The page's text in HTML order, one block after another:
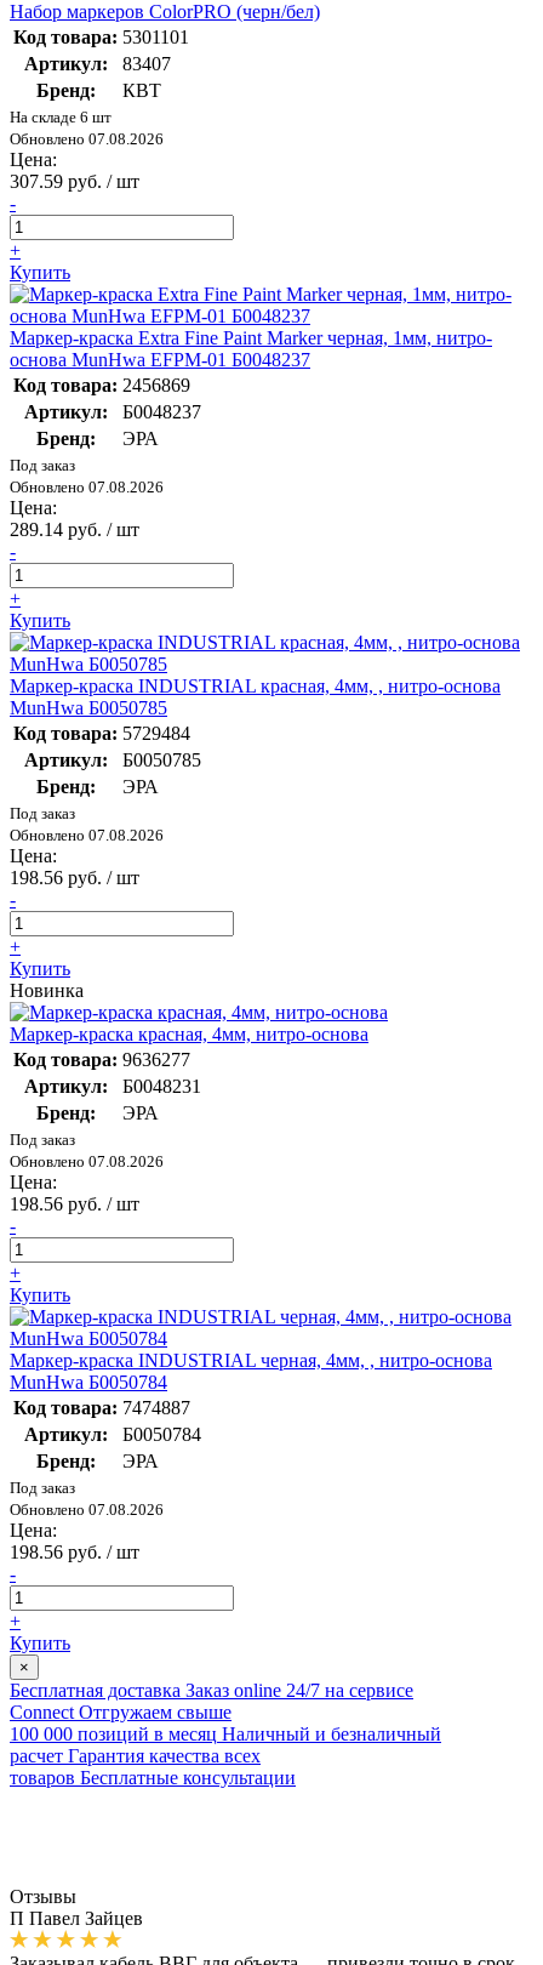
Набор маркеров ColorPRO (черн/бел)
Код товара: 5301101
Артикул:
83407
Бренд:
КВТ
На складе 6 шт
Обновлено 07.08.2026
Цена:
307.59 руб. / шт
-
+
Купить
Маркер-краска Extra Fine Paint Marker черная, 1мм, нитро-
основа MunHwa EFPM-01 Б0048237
Код товара: 2456869
Артикул:
Б0048237
Бренд:
ЭРА
Под заказ
Обновлено 07.08.2026
Цена:
289.14 руб. / шт
-
+
Купить
Маркер-краска INDUSTRIAL красная, 4мм, , нитро-основа
MunHwa Б0050785
Код товара: 5729484
Артикул:
Б0050785
Бренд:
ЭРА
Под заказ
Обновлено 07.08.2026
Цена:
198.56 руб. / шт
-
+
Купить
Новинка
Маркер-краска красная, 4мм, нитро-основа
Код товара: 9636277
Артикул:
Б0048231
Бренд:
ЭРА
Под заказ
Обновлено 07.08.2026
Цена:
198.56 руб. / шт
-
+
Купить
Маркер-краска INDUSTRIAL черная, 4мм, , нитро-основа
MunHwa Б0050784
Код товара: 7474887
Артикул:
Б0050784
Бренд:
ЭРА
Под заказ
Обновлено 07.08.2026
Цена:
198.56 руб. / шт
-
+
Купить
×
Бесплатная доставка Заказ online 24/7 на сервисе
Connect Отгружаем свыше
100 000 позиций в месяц Наличный и безналичный
расчет Гарантия качества всех
товаров Бесплатные консультации
Отзывы
П Павел Зайцев